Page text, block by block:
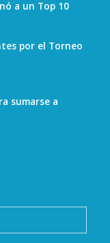
a un Top 10
por el Torneo
sumarse a